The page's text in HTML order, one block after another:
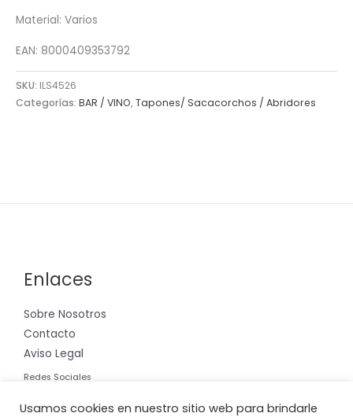
Material: Varios
EAN: 8000409353792
SKU: ILS4526
Categorías: BAR / VINO,Tapones/ Sacacorchos / Abridores
Enlaces
Sobre Nosotros
Contacto
Aviso Legal
Redes Sociales
Usamos cookies en nuestro sitio web para brindarle